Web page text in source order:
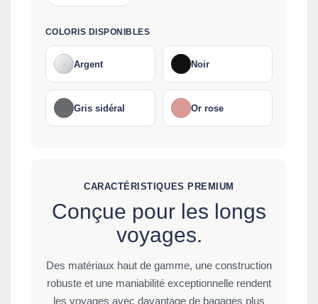
COLORIS DISPONIBLES
Argent Noir
Gris sidéral Or rose
CARACTÉRISTIQUES PREMIUM
Conçue pour les longs
voyages.
Des matériaux haut de gamme, une construction
robuste et une maniabilité exceptionnelle rendent
les voyages avec davantage de bagages plus